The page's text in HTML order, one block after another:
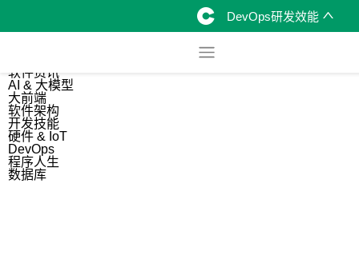
DevOps研发效能
软件资讯
AI & 大模型
大前端
软件架构
开发技能
硬件 & IoT
DevOps
程序人生
数据库